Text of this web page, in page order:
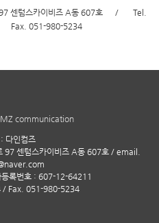
97 센텀스카이비즈 A동 607호 / Tel.
051-980-5234
communication
다인컴즈
97 센텀스카이비즈 A동 607호 / email.
등록번호 : 607-12-64211
/ Fax. 051-980-5234